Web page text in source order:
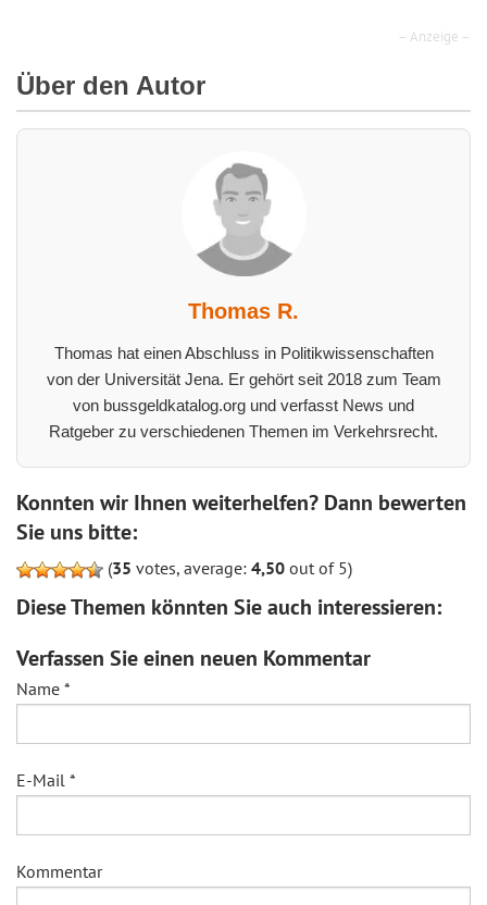
– Anzeige –
Über den Autor
Thomas R.
Thomas hat einen Abschluss in Politikwissenschaften
von der Universität Jena. Er gehört seit 2018 zum Team
von bussgeldkatalog.org und verfasst News und
Ratgeber zu verschiedenen Themen im Verkehrsrecht.
Konnten wir Ihnen weiterhelfen? Dann bewerten
Sie uns bitte:
(35 votes, average: 4,50 out of 5)
Diese Themen könnten Sie auch interessieren:
Verfassen Sie einen neuen Kommentar
Name *
E-Mail *
Kommentar